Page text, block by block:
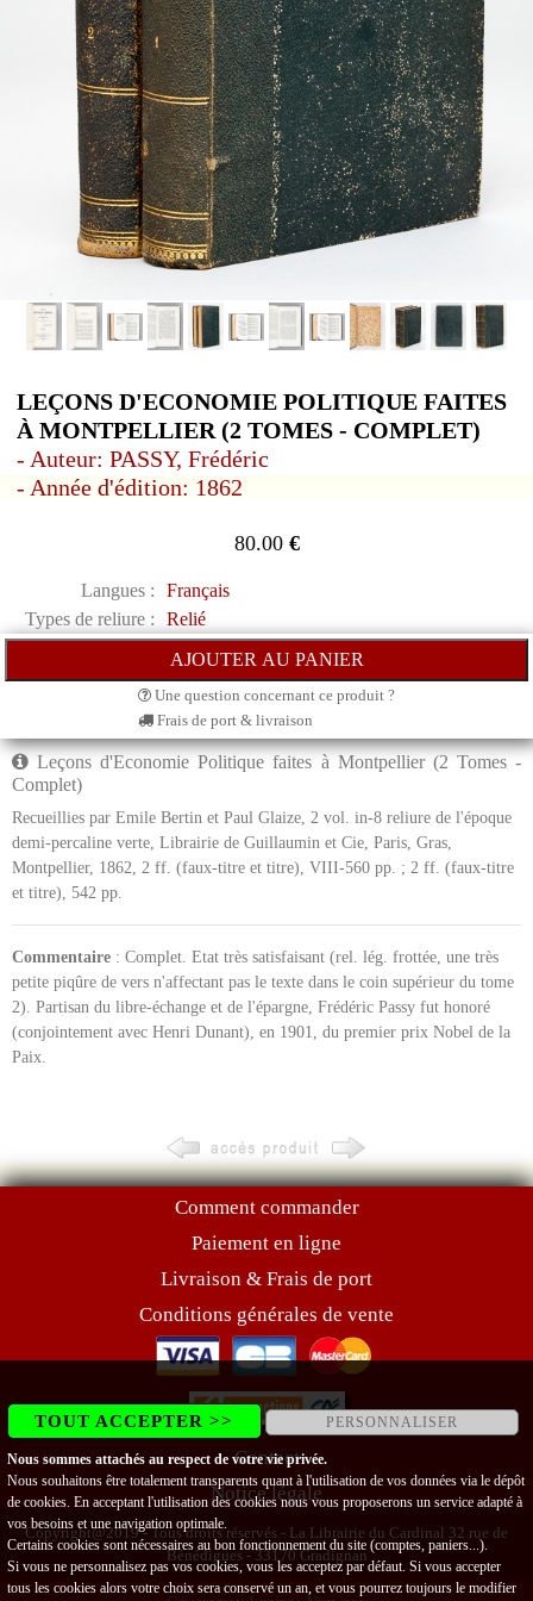
LEÇONS D'ECONOMIE POLITIQUE FAITES
À MONTPELLIER (2 TOMES - COMPLET)
- Auteur: PASSY, Frédéric
- Année d'édition: 1862
80.00€
Langues :
Français
Types de reliure :
Relié
Une question concernant ce produit ?
Frais de port & livraison
Leçons d'Economie Politique faites à Montpellier (2 Tomes -
Complet)
Recueillies par Emile Bertin et Paul Glaize, 2 vol. in-8 reliure de l'époque
demi-percaline verte, Librairie de Guillaumin et Cie, Paris, Gras,
Montpellier, 1862, 2 ff. (faux-titre et titre), VIII-560 pp. ; 2 ff. (faux-titre
et titre), 542 pp.
Commentaire : Complet. Etat très satisfaisant (rel. lég. frottée, une très
petite piqûre de vers n'affectant pas le texte dans le coin supérieur du tome
2). Partisan du libre-échange et de l'épargne, Frédéric Passy fut honoré
(conjointement avec Henri Dunant), en 1901, du premier prix Nobel de la
Paix.
Comment commander
Paiement en ligne
Livraison & Frais de port
Conditions générales de vente
Contact
Notice légale
Copyright@2019 - Tous droits réservés - La Librairie du Cardinal 32 rue de
Bénédigues - 33170 Gradignan
TOUT ACCEPTER >> PERSONNALISER
Nous sommes attachés au respect de votre vie privée.
Nous souhaitons être totalement transparents quant à l'utilisation de vos données via le dépôt
de cookies. En acceptant l'utilisation des cookies nous vous proposerons un service adapté à
vos besoins et une navigation optimale.
Certains cookies sont nécessaires au bon fonctionnement du site (comptes, paniers...).
Si vous ne personnalisez pas vos cookies, vous les acceptez par défaut. Si vous accepter
tous les cookies alors votre choix sera conservé un an, et vous pourrez toujours le modifier